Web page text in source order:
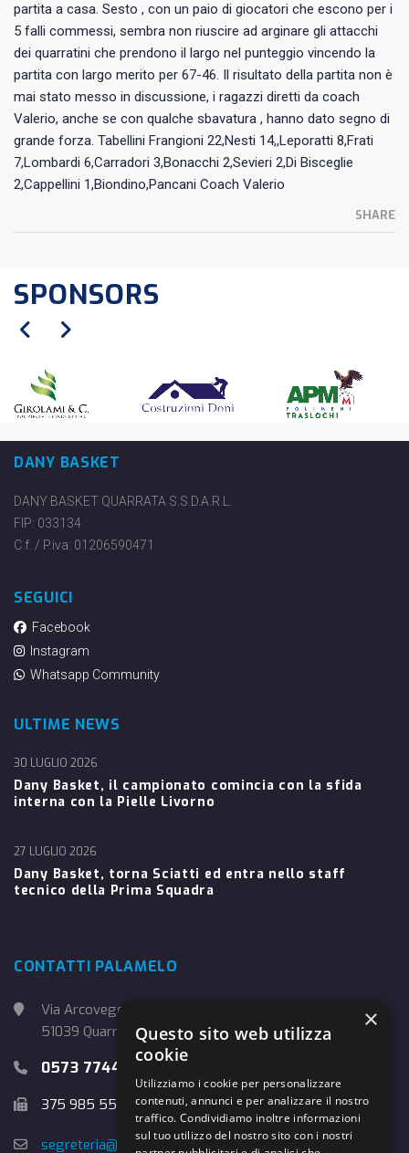
partita a casa. Sesto , con un paio di giocatori che escono per i
5 falli commessi, sembra non riuscire ad arginare gli attacchi
dei quarratini che prendono il largo nel punteggio vincendo la
partita con largo merito per 67-46. Il risultato della partita non è
mai stato messo in discussione, i ragazzi diretti da coach
Valerio, anche se con qualche sbavatura , hanno dato segno di
grande forza. Tabellini Frangioni 22,Nesti 14,,Leporatti 8,Frati
7,Lombardi 6,Carradori 3,Bonacchi 2,Sevieri 2,Di Bisceglie
2,Cappellini 1,Biondino,Pancani Coach Valerio
SHARE
SPONSORS
DANY BASKET
DANY BASKET QUARRATA S.S.D.A.R.L.
FIP: 033134
C.f. / P.iva: 01206590471
SEGUICI
Facebook
Instagram
Whatsapp Community
ULTIME NEWS
Dany Basket, il campionato comincia con la sfida
interna con la Pielle Livorno
30 LUGLIO 2026
Dany Basket, torna Sciatti ed entra nello staff
tecnico della Prima Squadra
27 LUGLIO 2026
CONTATTI PALAMELO
Via Arcoveggio, 4
51039 Quarrata (PT)
0573 774457
375 985 5526
segreteria@danybasket.it
×
Questo sito web utilizza
cookie
Utilizziamo i cookie per personalizzare
contenuti, annunci e per analizzare il nostro
traffico. Condividiamo inoltre informazioni
sul tuo utilizzo del nostro sito con i nostri